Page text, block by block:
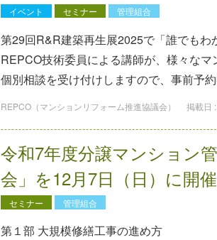
イベント セミナー 管理組合
第29回R&R建築再生展2025で「誰でもわ
REPCO技術委員による講師が、様々なマ
個別相談を受け付けしますので、事前予
REPCO（マンションリフォーム推進協議会） 掲載日 :
令和7年度分譲マンション
会」を12⽉7⽇（⽇）に開催
セミナー 管理組合
第１部 ⼤規模修繕⼯事の進め⽅